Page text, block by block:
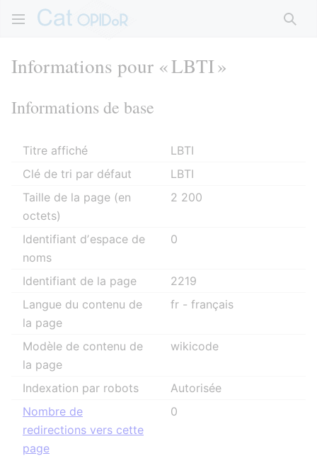
Informations pour « LBTI »
Informations de base
Titre affiché
LBTI
Clé de tri par défaut
LBTI
Taille de la page (en
octets)
2 200
Identifiant dʼespace de
noms
0
Identifiant de la page
2219
Langue du contenu de
la page
fr - français
Modèle de contenu de
la page
wikicode
Indexation par robots
Autorisée
Nombre de
redirections vers cette
page
0